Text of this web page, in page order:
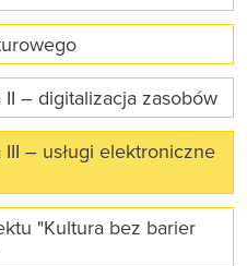
– digitalizacja zasobów
– usługi elektroniczne
"Kultura bez barier